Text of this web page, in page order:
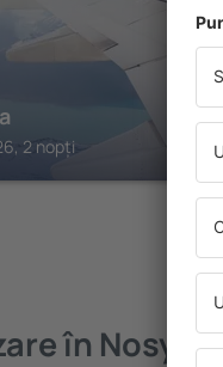
2 nopți
în Nosy Be